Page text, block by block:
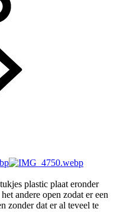
plastic plaat eronder
andere open zodat er een
zonder dat er al teveel te